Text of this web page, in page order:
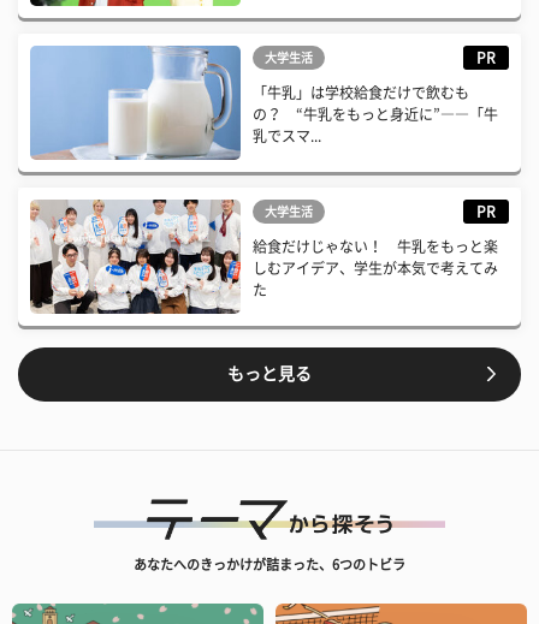
大学生活 PR
「牛乳」は学校給食だけで飲むも
の？ “牛乳をもっと身近に”――「牛
乳でスマ...
大学生活 PR
給食だけじゃない！ 牛乳をもっと楽
しむアイデア、学生が本気で考えてみ
た
もっと見る
あなたへのきっかけが詰まった、6つのトビラ